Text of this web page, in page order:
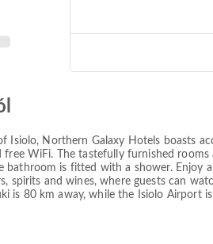
Isiolo, Northern Galaxy Hotels boasts
WiFi. The tastefully furnished
bathroom is fitted with a shower. Enjoy
spirits and wines, where guests can
is 80 km away, while the Isiolo Airport